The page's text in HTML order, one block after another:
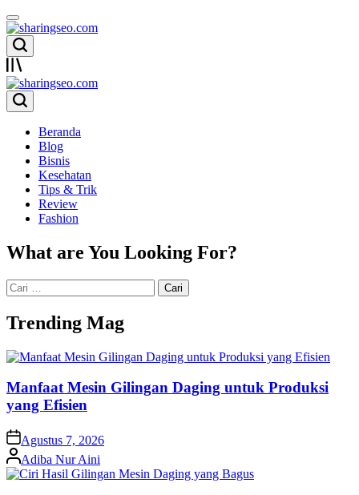
Skip
to
content
sharingseo.com
sharingseo.com
Beranda
Blog
Bisnis
Kesehatan
Tips & Trik
Review
Fashion
What are You Looking For?
Cari
untuk:
Trending Mag
Manfaat Mesin Gilingan Daging untuk Produksi
yang Efisien
on Agustus 7, 2026
Posted
by
Adiba Nur Aini